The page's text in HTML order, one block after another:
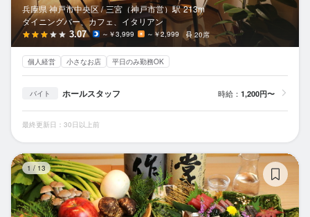
兵庫県 神戸市中央区 / 三宮（神戸市営）駅 213m
ダイニングバー、カフェ、イタリアン
3.07 ～￥3,999 ～￥2,999 20席
個人経営 小さなお店 平日のみ勤務OK
バイト ホールスタッフ 時給： 1,200円〜
最終更新日：30日以上前
1 / 13